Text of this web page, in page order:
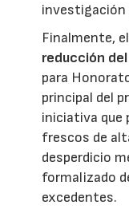
investigación
Finalmente,
reducción
para
principal del
iniciativa que
frescos de
desperdicio
formalizado
excedentes.